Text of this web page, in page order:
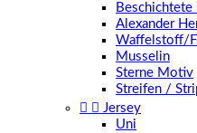
Alexander
Waffelstoff/
Musselin
Sterne Motiv
Streifen /
  Jersey
Uni